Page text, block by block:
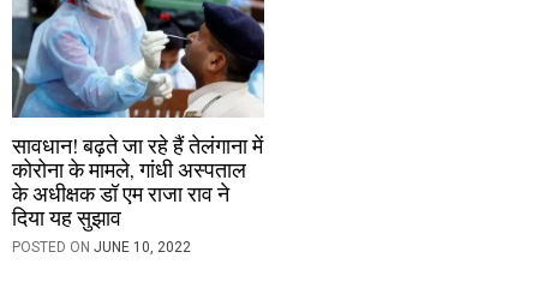
सावधान! बढ़ते जा रहे हैं तेलंगाना में
कोरोना के मामले, गांधी अस्पताल
के अधीक्षक डॉ एम राजा राव ने
दिया यह सुझाव
POSTED ON JUNE 10, 2022